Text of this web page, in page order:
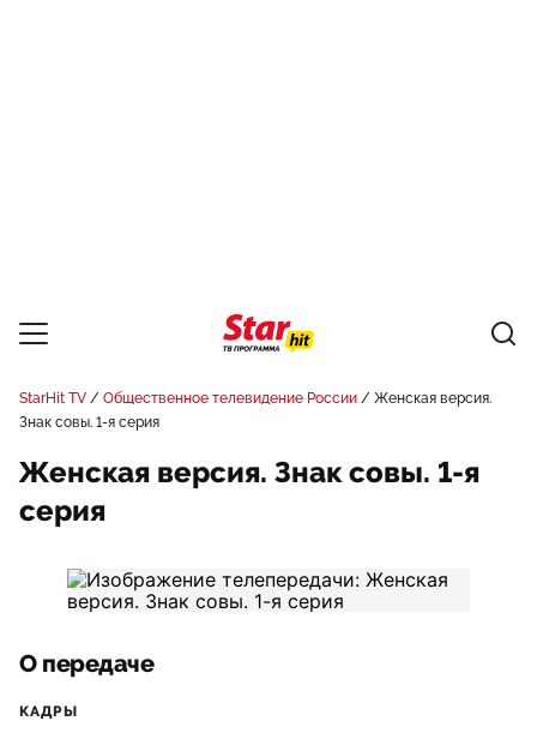
StarHit TV Общественное телевидение России
Женская версия.
Знак совы. 1-я серия
Женская версия. Знак совы. 1-я
серия
О передаче
КАДРЫ